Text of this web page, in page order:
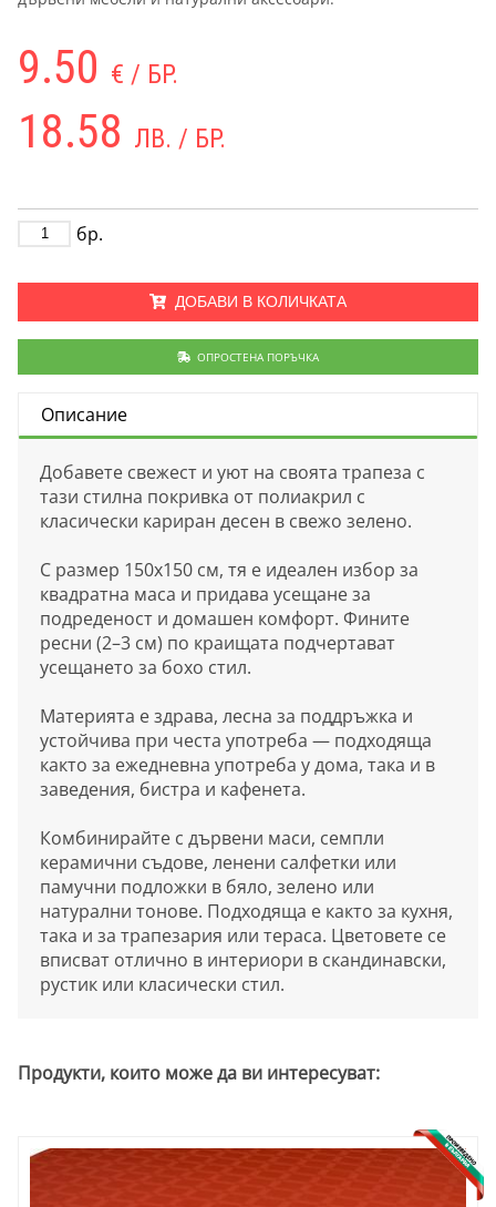
9.50 € / БР.
18.58 ЛВ. / БР.
бр.
ДОБАВИ В КОЛИЧКАТА
ОПРОСТЕНА ПОРЪЧКА
Описание
Добавете свежест и уют на своята трапеза с
тази стилна покривка от полиакрил с
класически кариран десен в свежо зелено.
С размер 150х150 см, тя е идеален избор за
квадратна маса и придава усещане за
подреденост и домашен комфорт. Фините
ресни (2–3 см) по краищата подчертават
усещането за бохо стил.
Материята е здрава, лесна за поддръжка и
устойчива при честа употреба — подходяща
както за ежедневна употреба у дома, така и в
заведения, бистра и кафенета.
Комбинирайте с дървени маси, семпли
керамични съдове, ленени салфетки или
памучни подложки в бяло, зелено или
натурални тонове. Подходяща е както за кухня,
така и за трапезария или тераса. Цветовете се
вписват отлично в интериори в скандинавски,
рустик или класически стил.
Продукти, които може да ви интересуват: